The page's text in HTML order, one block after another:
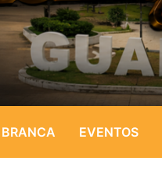
EVENTOS